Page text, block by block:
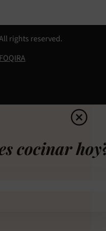
rights reserved.
FOQIRA
cocinar